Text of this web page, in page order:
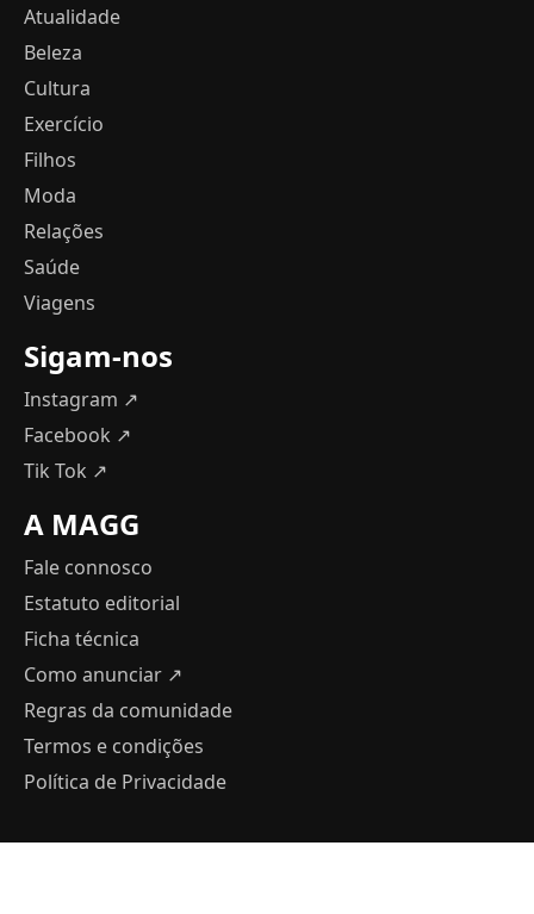
Atualidade
Beleza
Cultura
Exercício
Filhos
Moda
Relações
Saúde
Viagens
Sigam-nos
Instagram ↗
Facebook ↗
Tik Tok ↗
A MAGG
Fale connosco
Estatuto editorial
Ficha técnica
Como anunciar ↗
Regras da comunidade
Termos e condições
Política de Privacidade